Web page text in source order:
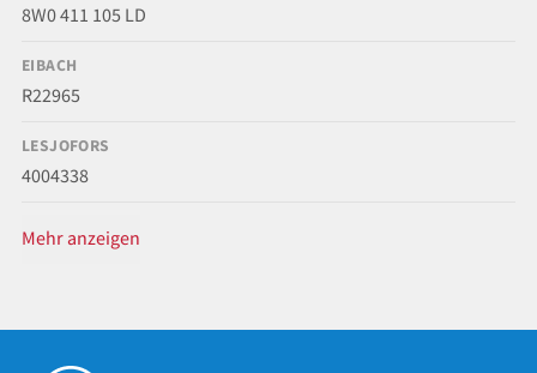
8W0 411 105 LD
EIBACH
R22965
LESJOFORS
4004338
Mehr anzeigen